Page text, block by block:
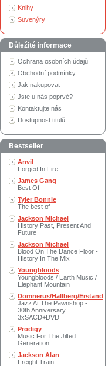
Knihy
Suvenýry
Důležité informace
Ochrana osobních údajů
Obchodní podmínky
Jak nakupovat
Jste u nás poprvé?
Kontaktujte nás
Dostupnost titulů
Bestseller
Anvil
Forged In Fire
James Gang
Best Of
Tyler Bonnie
The best of
Jackson Michael
History Past, Present And
Future
Jackson Michael
Blood On The Dance Floor -
History In The Mix
Youngbloods
Youngbloods / Earth Music /
Elephant Mountain
Domnerus/Hallberg/Erstand
Jazz At The Pawnshop -
30th Anniversary
3xSACD+DVD
Prodigy
Music For The Jilted
Generation
Jackson Alan
Freight Train